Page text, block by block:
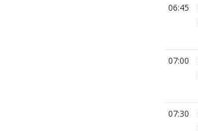
06:45
07:00
07:30